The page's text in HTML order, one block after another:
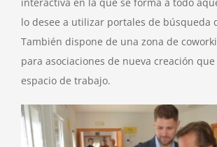
lo desee a utilizar portales de búsqueda
También dispone de una zona de
para asociaciones de nueva creación
espacio de trabajo.